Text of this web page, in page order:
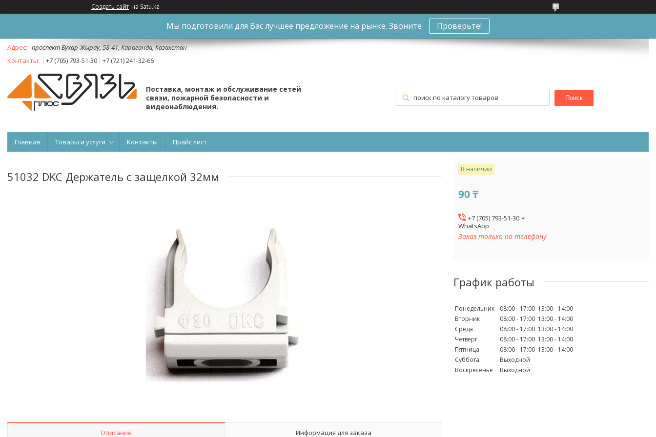
Создать сайт на Satu.kz
Мы подготовили для Вас лучшее предложение на рынке. Звоните Проверьте!
проспект Бухар-Жырау, 58-41, Караганда, Казахстан
+7 (705) 793-51-30
+7 (721) 241-32-66
Поставка, монтаж и обслуживание сетей
связи, пожарной безопасности и
видеонаблюдения.
Поиск
Главная Товары и услуги Контакты Прайс лист
51032 DKC Держатель с защелкой 32мм
Описание Информация для заказа
В наличии
90 ₸
+7 (705) 793-51-30
WhatsApp
Заказ только по телефону
График работы
Понедельник 08:00 17:00 13:00
14:00
Вторник
08:00 17:00 13:00
14:00
Среда
08:00 17:00 13:00
14:00
Четверг
08:00 17:00 13:00
14:00
Пятница
08:00 17:00 13:00
14:00
Суббота
Выходной
Воскресенье
Выходной